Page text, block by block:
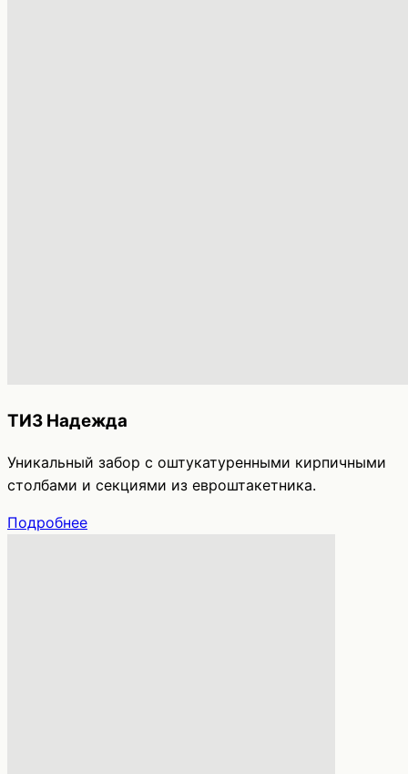
ТИЗ Надежда
Уникальный забор с оштукатуренными кирпичными
столбами и секциями из евроштакетника.
Подробнее